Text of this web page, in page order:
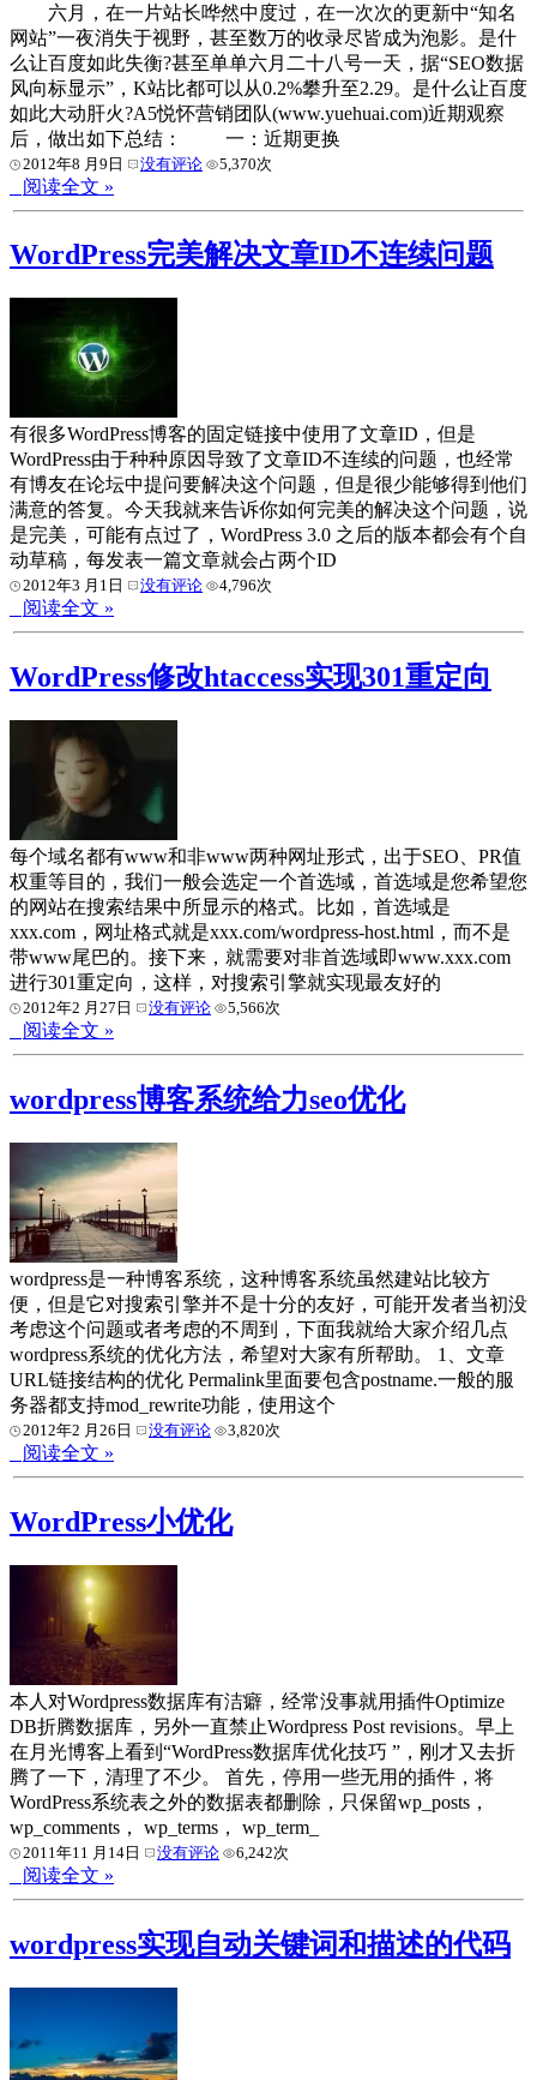
六月，在一片站长哗然中度过，在一次次的更新中“知名
网站”一夜消失于视野，甚至数万的收录尽皆成为泡影。是什
么让百度如此失衡?甚至单单六月二十八号一天，据“SEO数据
风向标显示”，K站比都可以从0.2%攀升至2.29。是什么让百度
如此大动肝火?A5悦怀营销团队(www.yuehuai.com)近期观察
后，做出如下总结： 一：近期更换
2012年8 月9日 没有评论 5,370次
阅读全文 »
WordPress完美解决文章ID不连续问题
有很多WordPress博客的固定链接中使用了文章ID，但是
WordPress由于种种原因导致了文章ID不连续的问题，也经常
有博友在论坛中提问要解决这个问题，但是很少能够得到他们
满意的答复。今天我就来告诉你如何完美的解决这个问题，说
是完美，可能有点过了，WordPress 3.0 之后的版本都会有个自
动草稿，每发表一篇文章就会占两个ID
2012年3 月1日 没有评论 4,796次
阅读全文 »
WordPress修改htaccess实现301重定向
每个域名都有www和非www两种网址形式，出于SEO、PR值
权重等目的，我们一般会选定一个首选域，首选域是您希望您
的网站在搜索结果中所显示的格式。比如，首选域是
xxx.com，网址格式就是xxx.com/wordpress-host.html，而不是
带www尾巴的。接下来，就需要对非首选域即www.xxx.com
进行301重定向，这样，对搜索引擎就实现最友好的
2012年2 月27日 没有评论 5,566次
阅读全文 »
wordpress博客系统给力seo优化
wordpress是一种博客系统，这种博客系统虽然建站比较方
便，但是它对搜索引擎并不是十分的友好，可能开发者当初没
考虑这个问题或者考虑的不周到，下面我就给大家介绍几点
wordpress系统的优化方法，希望对大家有所帮助。 1、文章
URL链接结构的优化 Permalink里面要包含postname.一般的服
务器都支持mod_rewrite功能，使用这个
2012年2 月26日 没有评论 3,820次
阅读全文 »
WordPress小优化
本人对Wordpress数据库有洁癖，经常没事就用插件Optimize
DB折腾数据库，另外一直禁止Wordpress Post revisions。早上
在月光博客上看到“WordPress数据库优化技巧 ”，刚才又去折
腾了一下，清理了不少。 首先，停用一些无用的插件，将
WordPress系统表之外的数据表都删除，只保留wp_posts，
wp_comments， wp_terms， wp_term_
2011年11 月14日 没有评论 6,242次
阅读全文 »
wordpress实现自动关键词和描述的代码